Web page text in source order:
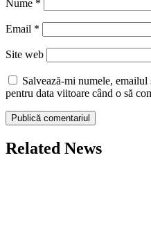
Nume *
Email *
Site web
Salvează-mi numele,
pentru data viitoare când o să
Related News